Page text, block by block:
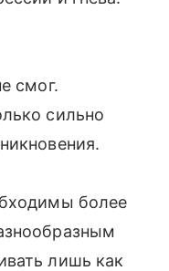
смог.
сильно
более
лишь как